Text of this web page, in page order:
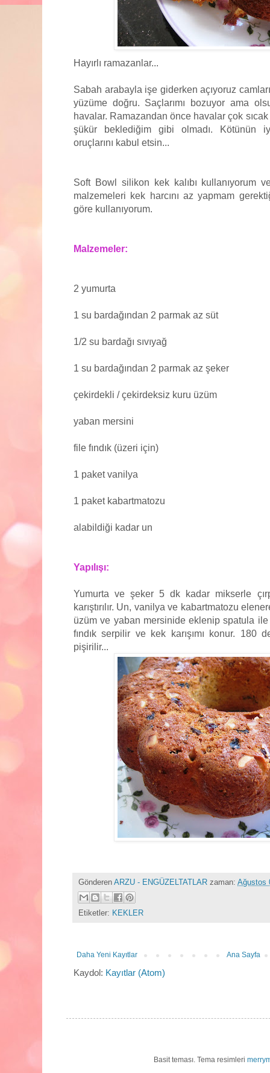
Hayırlı ramazanlar...
Sabah arabayla işe giderken açıyoruz
yüzüme doğru. Saçlarımı bozuyor ama
havalar. Ramazandan önce havalar çok
şükür beklediğim gibi olmadı. Kötünün
oruçlarını kabul etsin...
Soft Bowl silikon kek kalıbı kullanıyorum
malzemeleri kek harcını az yapmam
göre kullanıyorum.
Malzemeler:
2 yumurta
1 su bardağından 2 parmak az süt
1/2 su bardağı sıvıyağ
1 su bardağından 2 parmak az şeker
çekirdekli / çekirdeksiz kuru üzüm
yaban mersini
file fındık (üzeri için)
1 paket vanilya
1 paket kabartmatozu
alabildiği kadar un
Yapılışı:
Yumurta ve şeker 5 dk kadar mikserle
karıştırılır. Un, vanilya ve kabartmatozu
üzüm ve yaban mersinide eklenip spatula ile
fındık serpilir ve kek karışımı konur. 180
pişirilir...
Gönderen ARZU - ENGÜZELTATLAR zaman: Ağustos
Etiketler: KEKLER
Daha Yeni Kayıtlar Ana Sayfa
Kaydol: Kayıtlar (Atom)
Basit teması. Tema resimleri